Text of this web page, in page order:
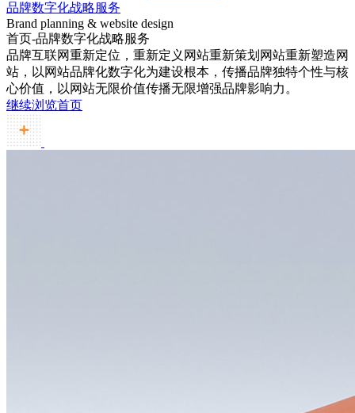
品牌数字化战略服务
Brand planning & website design
首页-品牌数字化战略服务
品牌互联网重新定位，重新定义网站重新策划网站重新塑造网
站，以网站品牌化数字化为建设根本，传播品牌独特个性与核
心价值，以网站无限价值传播无限增强品牌影响力。
继续浏览首页